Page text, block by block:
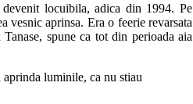
locuibila, adica din 1994. Pe
vesnic aprinsa. Era o feerie revarsata
spune ca tot din perioada aia
aprinda luminile, ca nu stiau